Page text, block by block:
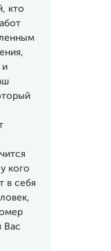
кто
и
кого
в себя
Вас